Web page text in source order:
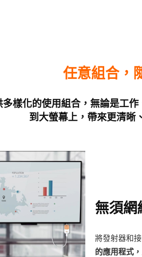
任意組合，
樣化的使用組合，無論是工作
到大螢幕上 ，帶來更清晰
無須網
將發射器和
的應用程式